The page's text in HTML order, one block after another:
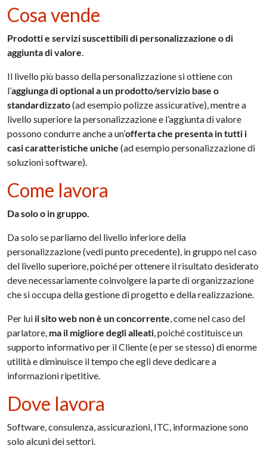
Cosa vende
Prodotti e servizi suscettibili di personalizzazione o di
aggiunta di valore.
Il livello più basso della personalizzazione si ottiene con
l’aggiunga di optional a un prodotto/servizio base o
standardizzato(ad esempio polizze assicurative), mentre a
livello superiore la personalizzazione e l’aggiunta di valore
possono condurre anche a un’offerta che presenta in tutti i
casi caratteristiche uniche (ad esempio personalizzazione di
soluzioni software).
Come lavora
Da solo o in gruppo.
Da solo se parliamo del livello inferiore della
personalizzazione (vedi punto precedente), in gruppo nel caso
del livello superiore, poiché per ottenere il risultato desiderato
deve necessariamente coinvolgere la parte di organizzazione
che si occupa della gestione di progetto e della realizzazione.
Per lui il sito web non è un concorrente, come nel caso del
parlatore, ma il migliore degli alleati, poiché costituisce un
supporto informativo per il Cliente (e per se stesso) di enorme
utilità e diminuisce il tempo che egli deve dedicare a
informazioni ripetitive.
Dove lavora
Software, consulenza, assicurazioni, ITC, informazione sono
solo alcuni dei settori.